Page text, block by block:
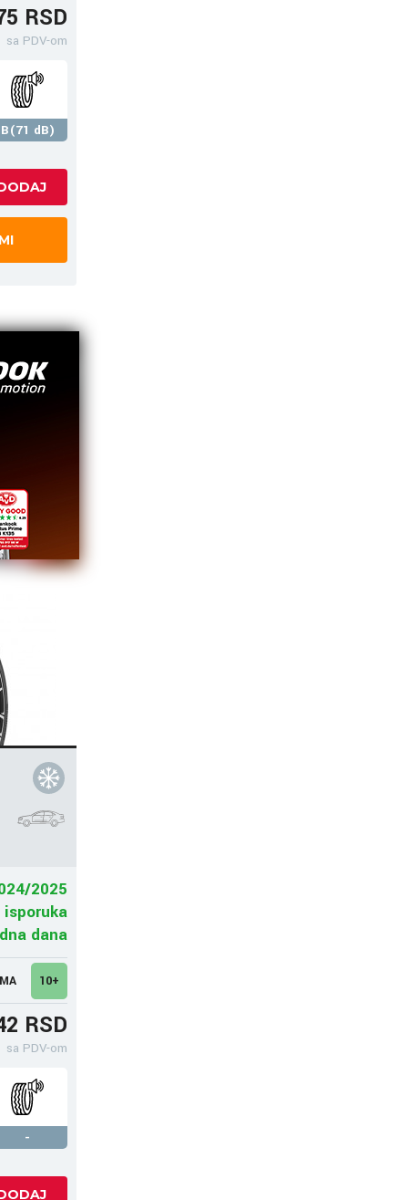
RSD
sa PDV-om
B(71 dB)
2025
dana
10+
RSD
sa PDV-om
-